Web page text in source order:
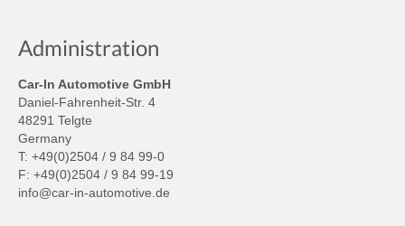
Administration
Car-In Automotive GmbH
Daniel-Fahrenheit-Str. 4
48291 Telgte
Germany
T: +49(0)2504 / 9 84 99-0
F: +49(0)2504 / 9 84 99-19
info@car-in-automotive.de